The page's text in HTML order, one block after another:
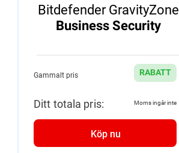
Bitdefender GravityZone
Business Security
Gammalt pris RABATT
Ditt totala pris: Moms ingår inte
Köp nu